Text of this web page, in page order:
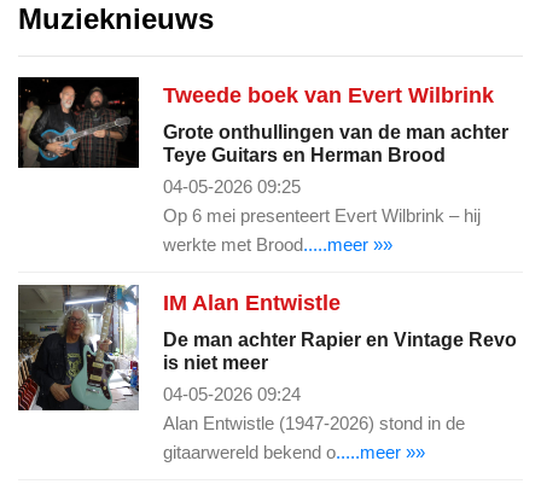
Muzieknieuws
Tweede boek van Evert Wilbrink
Grote onthullingen van de man achter
Teye Guitars en Herman Brood
04-05-2026 09:25
Op 6 mei presenteert Evert Wilbrink – hij
werkte met Brood.....meer »»
IM Alan Entwistle
De man achter Rapier en Vintage Revo
is niet meer
04-05-2026 09:24
Alan Entwistle (1947-2026) stond in de
gitaarwereld bekend o.....meer »»